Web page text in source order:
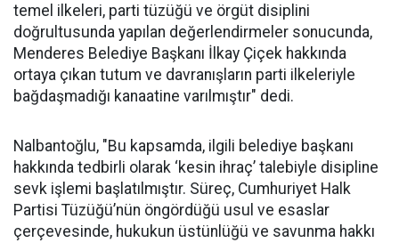
temel ilkeleri, parti tüzüğü ve örgüt disiplini
doğrultusunda yapılan değerlendirmeler sonucunda,
Menderes Belediye Başkanı İlkay Çiçek hakkında
ortaya çıkan tutum ve davranışların parti ilkeleriyle
bağdaşmadığı kanaatine varılmıştır" dedi.
Nalbantoğlu, "Bu kapsamda, ilgili belediye başkanı
hakkında tedbirli olarak ‘kesin ihraç’ talebiyle disipline
sevk işlemi başlatılmıştır. Süreç, Cumhuriyet Halk
Partisi Tüzüğü’nün öngördüğü usul ve esaslar
çerçevesinde, hukukun üstünlüğü ve savunma hakkı